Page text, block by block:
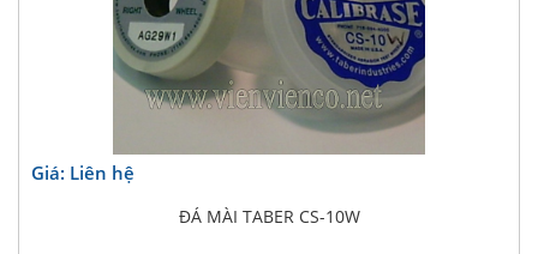
Giá: Liên hệ
ĐÁ MÀI TABER CS-10W